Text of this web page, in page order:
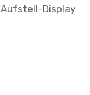
Aufstell-Display